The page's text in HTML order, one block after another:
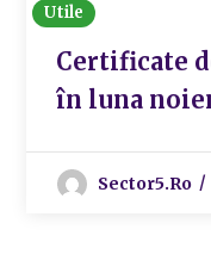
Utile
Certificate
în luna
Sector5.ro